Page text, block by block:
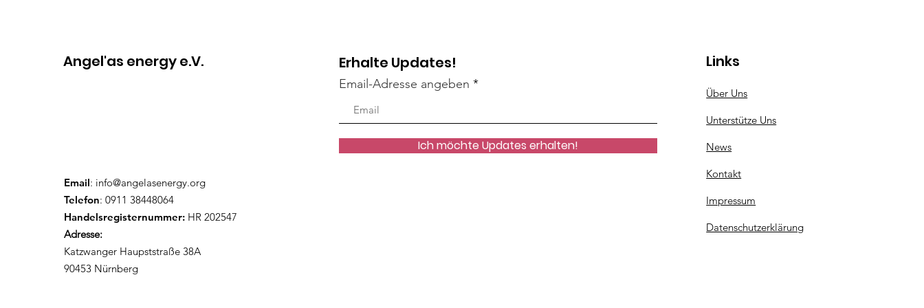
Angel'as energy e.V.
Email: info@angelasenergy.org
Telefon: 0911 38448064
Handelsregisternummer: HR 202547
Adresse:
Katzwanger Haupststraße 38A
90453 Nürnberg
Erhalte Updates!
Email-Adresse angeben
Ich möchte Updates erhalten!
Links
Über Uns
Unterstütze Uns
News
Kontakt
Impressum
Datenschutzerklärung